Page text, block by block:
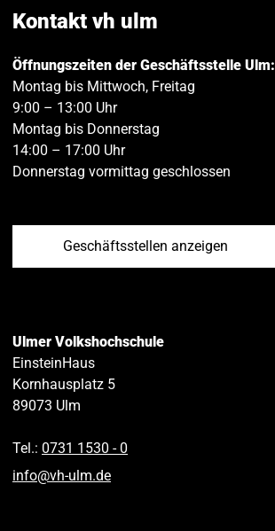
Kontakt vh ulm
Öffnungszeiten der Geschäftsstelle Ulm:
Montag bis Mittwoch, Freitag
9:00 – 13:00 Uhr
Montag bis Donnerstag
14:00 – 17:00 Uhr
Donnerstag vormittag geschlossen
Geschäftsstellen anzeigen
Ulmer Volkshochschule
EinsteinHaus
Kornhausplatz 5
89073 Ulm
Tel.: 0731 1530 ‑ 0
info@vh-ulm.de